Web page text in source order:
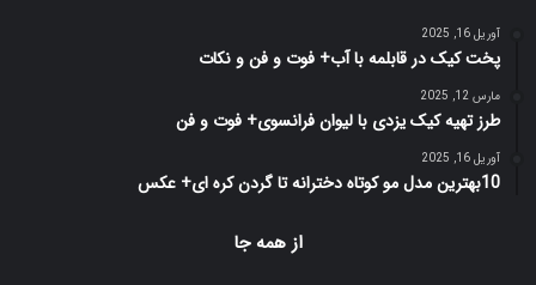
آوریل 16, 2025
پخت کیک در قابلمه با آب+ فوت و فن و نکات
مارس 12, 2025
طرز تهیه کیک یزدی با لیوان فرانسوی+ فوت و فن
آوریل 16, 2025
10بهترین مدل مو کوتاه دخترانه تا گردن کره ای+ عکس
از همه جا